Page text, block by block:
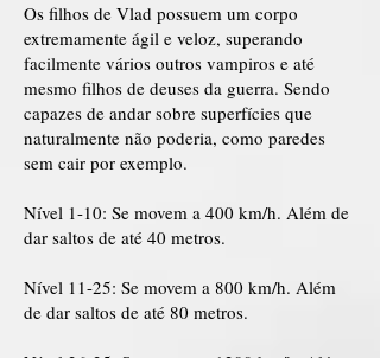
Os filhos de Vlad possuem um corpo
extremamente ágil e veloz, superando
facilmente vários outros vampiros e até
mesmo filhos de deuses da guerra. Sendo
capazes de andar sobre superfícies que
naturalmente não poderia, como paredes
sem cair por exemplo.
Nível 1-10: Se movem a 400 km/h. Além de
dar saltos de até 40 metros.
Nível 11-25: Se movem a 800 km/h. Além
de dar saltos de até 80 metros.